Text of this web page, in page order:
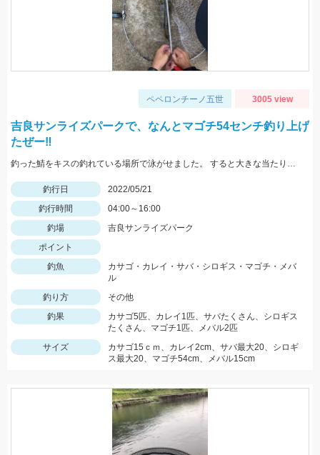
ペペロンチーノ五世 3005 view
吉良サンライズパークで、なんとマゴチ54センチ釣り上げ
たぜー‼️
釣った鯖をキスの釣れている場所で泳がせました。 すると大きな当たりがーそれから頑張って釣り上げました。
釣行日
2022/05/21
釣行時間
04:00～16:00
釣場
吉良サンライズパーク
ポイント
釣魚
カサゴ・カレイ・サバ・シロギス・マゴチ・メバ
ル
釣り方
その他
釣果
カサゴ5匹、カレイ1匹、サバたくさん、シロギス
たくさん、マゴチ1匹、メバル2匹
サイズ
カサゴ15ｃｍ、カレイ2cm、サバ最大20、シロギ
ス最大20、マゴチ54cm、メバル15cm